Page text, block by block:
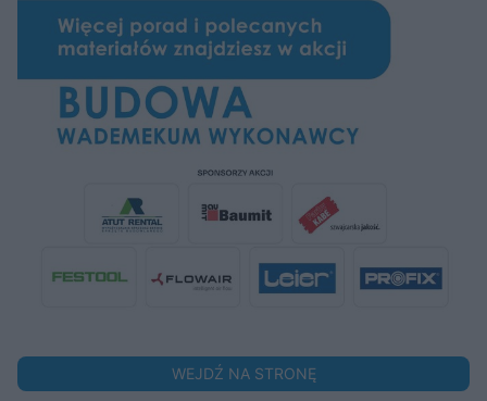
WEJDŹ NA STRONĘ